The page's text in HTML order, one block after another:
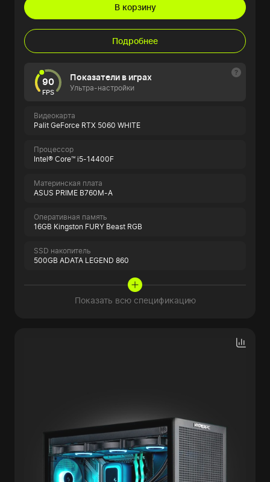
В корзину
Подробнее
90
FPS
Показатели в играх
Ультра-настройки
Видеокарта
Palit GeForce RTX 5060 WHITE
Процессор
Intel® Core™ i5-14400F
Материнская плата
ASUS PRIME B760M-A
Оперативная память
16GB Kingston FURY Beast RGB
SSD накопитель
500GB ADATA LEGEND 860
Показать всю спецификацию